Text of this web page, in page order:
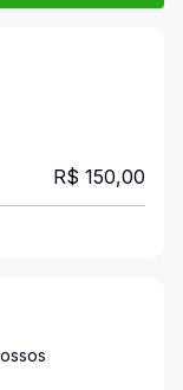
R$ 150,00